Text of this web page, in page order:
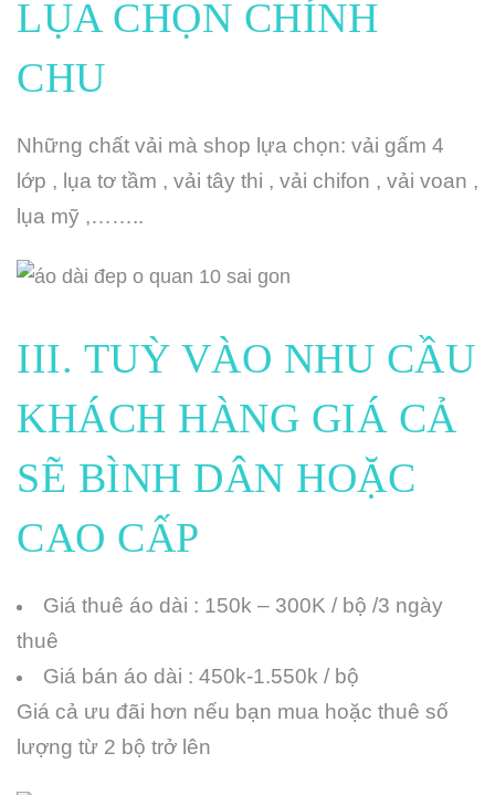
LỤA CHỌN CHỈNH
CHU
Những chất vải mà shop lựa chọn: vải gấm 4
lớp , lụa tơ tầm , vải tây thi , vải chifon , vải voan ,
lụa mỹ ,……..
III. TUỲ VÀO NHU CẦU
KHÁCH HÀNG GIÁ CẢ
SẼ BÌNH DÂN HOẶC
CAO CẤP
Giá thuê áo dài : 150k – 300K / bộ /3 ngày
thuê
Giá bán áo dài : 450k-1.550k / bộ
Giá cả ưu đãi hơn nếu bạn mua hoặc thuê số
lượng từ 2 bộ trở lên